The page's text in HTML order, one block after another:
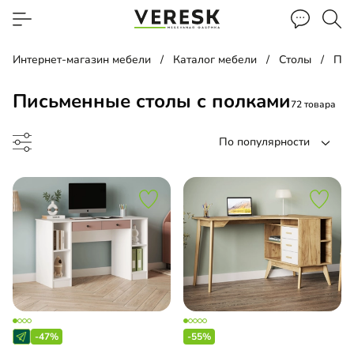
Интернет-магазин мебели Каталог мебели Столы
Письменные столы с полками72 товара
По популярности
стол
стол подвесной
зона-47% -55%